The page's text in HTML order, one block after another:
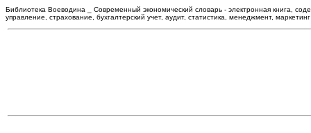
Библиотека Воеводина _ Современный экономический словарь - электронная книга,
управление, страхование, бухгалтерский учет, аудит, статистика, менеджмент, маркетинг